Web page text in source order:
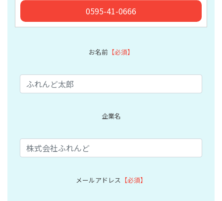
0595-41-0666
お名前 【必須】
企業名
メールアドレス 【必須】